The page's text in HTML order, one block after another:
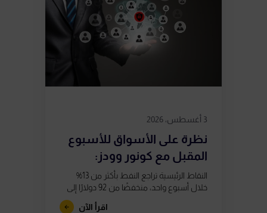
3 أغسطس، 2026
نظرة على الأسواق للأسبوع
المقبل مع كونور وودز:
استمرار التقلبات...
النقاط الرئيسية تراجع النفط بأكثر من 13%
خلال أسبوع واحد، منخفضًا من 92 دولارًا إلى
ما دون 80 دولارًا، بعد تقارير تشير إلى اقتراب
اقرأ الآن